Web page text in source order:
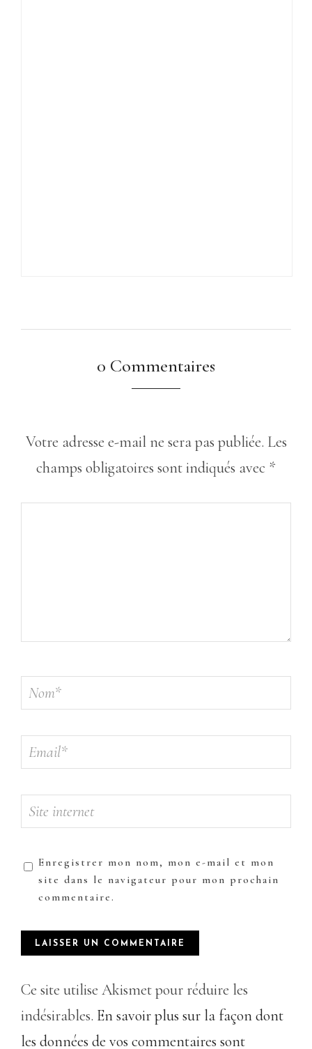
0 Commentaires
Votre adresse e-mail ne sera pas publiée. Les
champs obligatoires sont indiqués avec *
Enregistrer mon nom, mon e-mail et mon
site dans le navigateur pour mon prochain
commentaire.
Ce site utilise Akismet pour réduire les
indésirables. En savoir plus sur la façon dont
les données de vos commentaires sont